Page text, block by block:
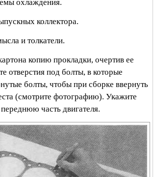
охлаждения.
коллектора.
и толкатели.
копию прокладки, очертив ее
отверстия под болты, в которые
болты, чтобы при сборке ввернуть
(смотрите фотографию). Укажите
часть двигателя.